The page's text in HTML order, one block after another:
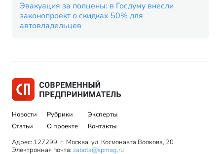
Эвакуация за полцены: в Госдуму внесли
законопроект о скидках 50% для
автовладельцев
Новости
Статьи
Рубрики
О проекте
Эксперты
Контакты
Адрес: 127299, г. Москва, ул. Космонавта Волкова, 20
Электронная почта: zabota@spmag.ru